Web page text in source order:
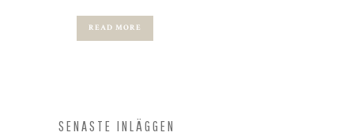
READ MORE
SENASTE INLÄGGEN